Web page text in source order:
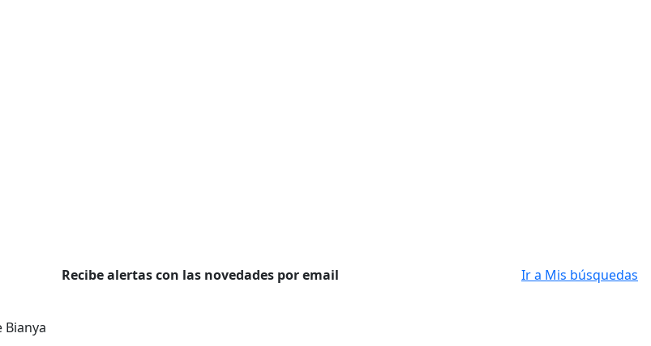
Recibe alertas con las novedades por email Ir a Mis búsquedas
Bianya